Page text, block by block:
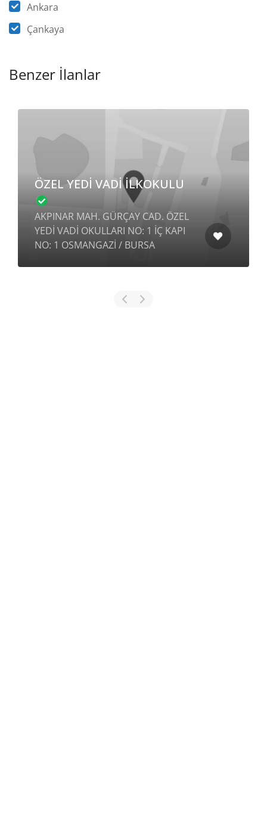
Ankara
Çankaya
Benzer İlanlar
ÖZEL YEDİ VADİ İLKOKULU
AKPINAR MAH. GÜRÇAY CAD. ÖZEL
YEDİ VADİ OKULLARI NO: 1 İÇ KAPI
NO: 1 OSMANGAZİ / BURSA